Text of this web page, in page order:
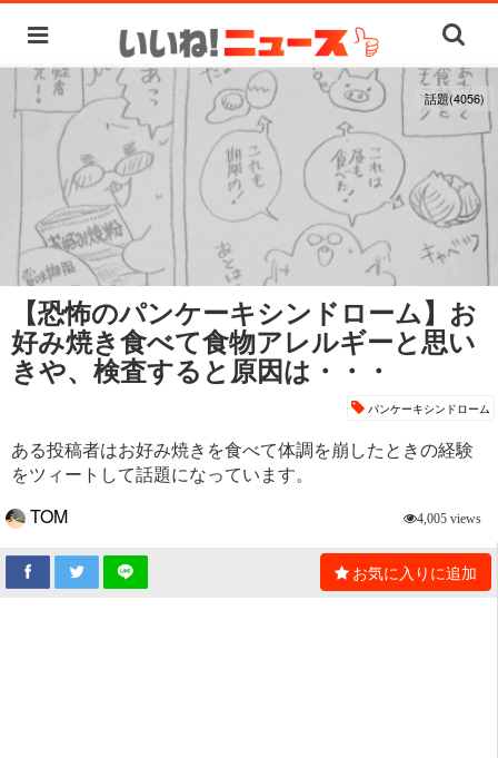
話題(4056)
【恐怖のパンケーキシンドローム】お
好み焼き食べて食物アレルギーと思い
きや、検査すると原因は・・・
パンケーキシンドローム
ある投稿者はお好み焼きを食べて体調を崩したときの経験
をツィートして話題になっています。
TOM
4,005 views
お気に入りに追加